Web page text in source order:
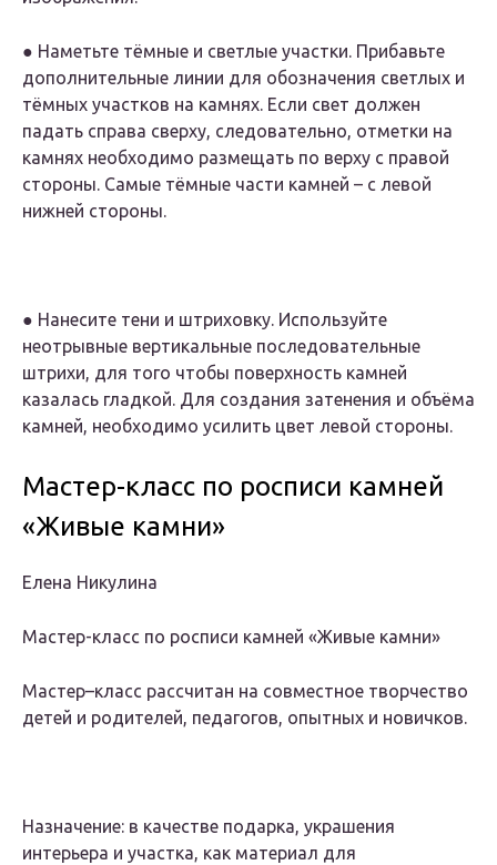
● Наметьте тёмные и светлые участки. Прибавьте
дополнительные линии для обозначения светлых и
тёмных участков на камнях. Если свет должен
падать справа сверху, следовательно, отметки на
камнях необходимо размещать по верху с правой
стороны. Самые тёмные части камней – с левой
нижней стороны.
● Нанесите тени и штриховку. Используйте
неотрывные вертикальные последовательные
штрихи, для того чтобы поверхность камней
казалась гладкой. Для создания затенения и объёма
камней, необходимо усилить цвет левой стороны.
Мастер-класс по росписи камней
«Живые камни»
Елена Никулина
Мастер-класс по росписи камней «Живые камни»
Мастер–класс рассчитан на совместное творчество
детей и родителей, педагогов, опытных и новичков.
Назначение: в качестве подарка, украшения
интерьера и участка, как материал для